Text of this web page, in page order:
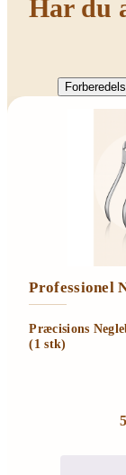
Har du
Professionel
Præcisions
(1 stk)